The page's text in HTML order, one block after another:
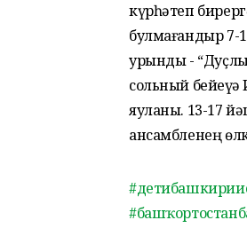
күрһәтеп
булмағандыр 7-
урынды -
сольный
яуланы. 13-17
ансамбленең